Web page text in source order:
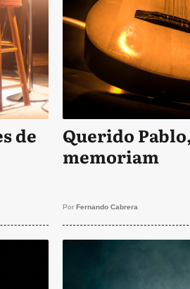
de
Querido
memoriam
Por Fernando Cabrera